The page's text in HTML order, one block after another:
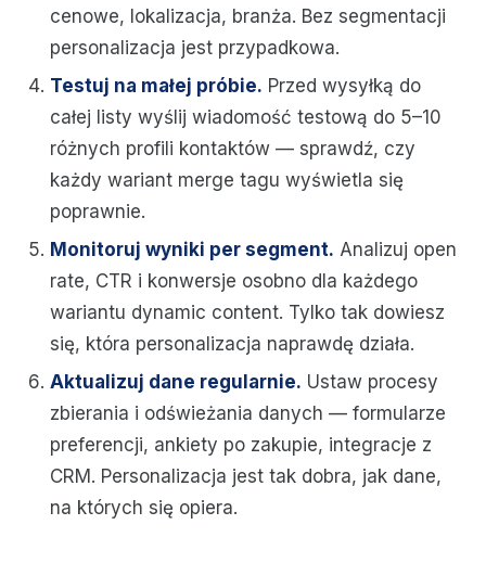
cenowe, lokalizacja, branża. Bez segmentacji
personalizacja jest przypadkowa.
Testuj na małej próbie. Przed wysyłką do
całej listy wyślij wiadomość testową do 5–10
różnych profili kontaktów — sprawdź, czy
każdy wariant merge tagu wyświetla się
poprawnie.
Monitoruj wyniki per segment. Analizuj open
rate, CTR i konwersje osobno dla każdego
wariantu dynamic content. Tylko tak dowiesz
się, która personalizacja naprawdę działa.
Aktualizuj dane regularnie. Ustaw procesy
zbierania i odświeżania danych — formularze
preferencji, ankiety po zakupie, integracje z
CRM. Personalizacja jest tak dobra, jak dane,
na których się opiera.